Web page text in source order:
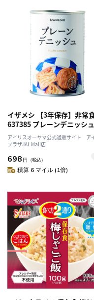
イザメシ 【3年保存】非常
637385 プレーンデニッシュ
アイリスオーヤマ公式通販サイト ア
プラザJAL Mall店
698 円 （税込）
積算 6 マイル (1倍)